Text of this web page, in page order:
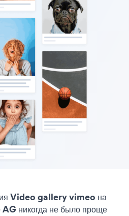
Video gallery vimeo на
никогда не было проще